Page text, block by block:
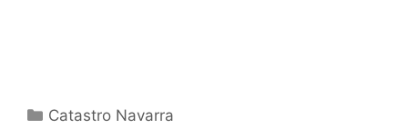
Categorías
Catastro Navarra